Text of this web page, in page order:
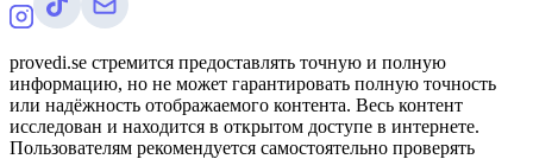
provedi.se стремится предоставлять точную и полную
информацию, но не может гарантировать полную точность
или надёжность отображаемого контента. Весь контент
исследован и находится в открытом доступе в интернете.
Пользователям рекомендуется самостоятельно проверять